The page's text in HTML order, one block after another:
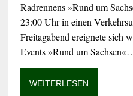
Radrennens »Rund um
23:00 Uhr in einen
Freitagabend ereignete sich
Events »Rund um
WEITERLESEN